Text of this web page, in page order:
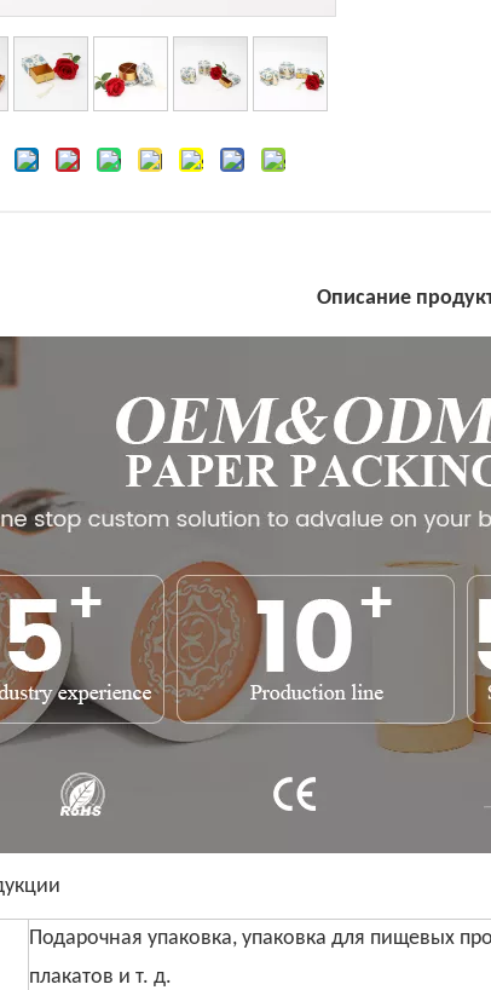
Описание
Подарочная упаковка, упаковка для пищевых
плакатов и т. д.